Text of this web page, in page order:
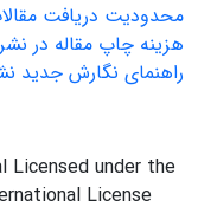
محدودیت دریافت
هزینه چاپ مقاله در
راهنمای نگارش جدید
Licensed under the
License